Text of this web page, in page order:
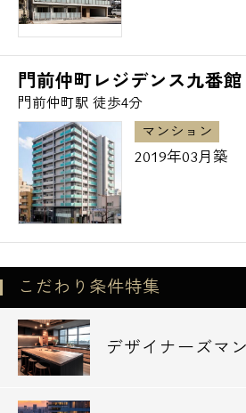
門前仲町レジデンス九番館
門前仲町駅 徒歩4分
マンション
2019年03月築
こだわり条件特集
デザイナーズマ